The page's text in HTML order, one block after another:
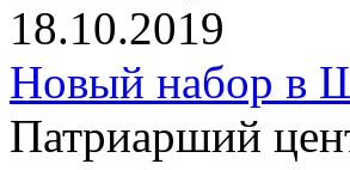
18.10.2019
Новый набор в
Патриарший